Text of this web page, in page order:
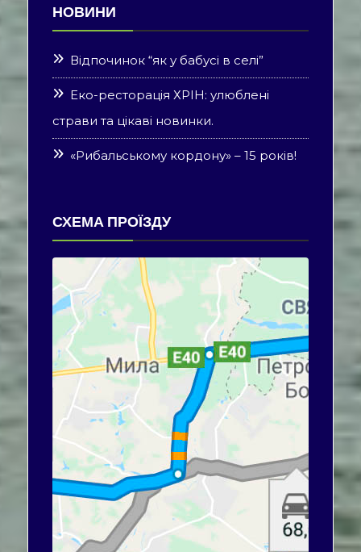
НОВИНИ
Відпочинок “як у бабусі в селі”
Еко-ресторація ХРІН: улюблені
страви та цікаві новинки.
«Рибальському кордону» – 15 років!
СХЕМА ПРОЇЗДУ